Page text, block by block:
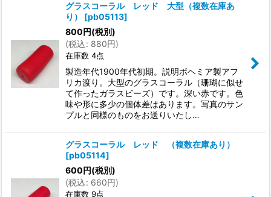
グラスコーラル レッド 大型（複数在庫あ
り）
[pb05113]
800円(税別)
(税込: 880円)
在庫数 4点
製造年代1900年代初期。説明ボヘミア製アフ
リカ渡り。大型のグラスコーラル（珊瑚に似せ
て作ったガラスビーズ）です。深い赤です。色
味や形に多少の個体差はあります。写真のサン
プルと同様のものをお送りいたし…
グラスコーラル レッド （複数在庫あり）
[pb05114]
600円(税別)
(税込: 660円)
在庫数 9点